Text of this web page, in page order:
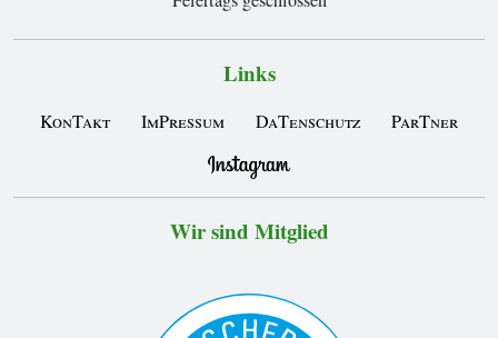
Links
KonTakt ImPressum DaTenschutz ParTner
Wir sind Mitglied